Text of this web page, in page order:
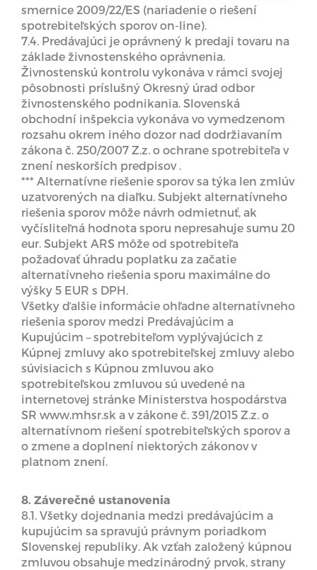
smernice 2009/22/ES (nariadenie o riešení
spotrebiteľských sporov on-line).
7.4. Predávajúci je oprávnený k predaji tovaru na
základe živnostenského oprávnenia.
Živnostenskú kontrolu vykonáva v rámci svojej
pôsobnosti príslušný Okresný úrad odbor
živnostenského podnikania. Slovenská
obchodní inšpekcia vykonáva vo vymedzenom
rozsahu okrem iného dozor nad dodržiavaním
zákona č. 250/2007 Z.z. o ochrane spotrebiteľa v
znení neskorších predpisov .
*** Alternatívne riešenie sporov sa týka len zmlúv
uzatvorených na diaľku. Subjekt alternatívneho
riešenia sporov môže návrh odmietnuť, ak
vyčísliteľná hodnota sporu nepresahuje sumu 20
eur. Subjekt ARS môže od spotrebiteľa
požadovať úhradu poplatku za začatie
alternatívneho riešenia sporu maximálne do
výšky 5 EUR s DPH.
Všetky ďalšie informácie ohľadne alternatívneho
riešenia sporov medzi Predávajúcim a
Kupujúcim – spotrebiteľom vyplývajúcich z
Kúpnej zmluvy ako spotrebiteľskej zmluvy alebo
súvisiacich s Kúpnou zmluvou ako
spotrebiteľskou zmluvou sú uvedené na
internetovej stránke Ministerstva hospodárstva
SR www.mhsr.sk a v zákone č. 391/2015 Z.z. o
alternatívnom riešení spotrebiteľských sporov a
o zmene a doplnení niektorých zákonov v
platnom znení.
8. Záverečné ustanovenia
8.1. Všetky dojednania medzi predávajúcim a
kupujúcim sa spravujú právnym poriadkom
Slovenskej republiky. Ak vzťah založený kúpnou
zmluvou obsahuje medzinárodný prvok, strany